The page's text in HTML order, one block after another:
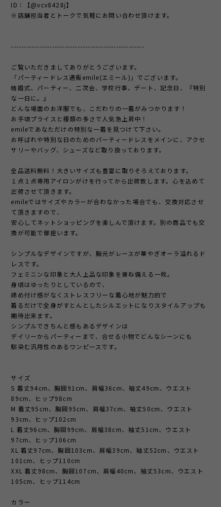
ID：【@vcv8428j】
※店舗担当者とトークで気軽にお問い合わせ頂けます。
----------------------------------------------------
ご覧いただきましてありがとうございます。
「パーティードレス通販emile(エミール)」でございます。
結婚式、パーティー、二次会、学校行事、デート、記念日、『特別
な一日に。』
どんな場面のお洋服でも、こだわりの一着がみつかります！
お手頃プライスと種類の多さで人気急上昇中！
emileであなただけの特別な一着を見つけて下さい。
お呼ばれや特別な日のためのパーティードレスをメインに、アクセ
サリーやバッグ、シューズなど取り扱っております。
全品送料無料！大きいサイズも豊富に取りそろえております。
１点１点専用アイロンがけを行ってから出荷致します。心を込めて
出荷させて頂きます。
emileではサイズやカラーが合わなかった場合でも、交換対応させ
て頂きますので、
安心してネットショッピングを楽しんで頂けます。別の商品でも交
換が可能で御座います。
シンプルなデザインですが、胸元がレースが華やぎオーラ溢れるド
レスです。
フェミニンな印象と大人上品な印象を兼ね備える一枚。
身頃はゆったりとしているので、
締め付け感がなくストレスフリーな着心地が魅力的で
着るだけで全身がすとんとしたシルエットになりスタイルアップも
期待出来ます。
シンプルできちんと感もあるデザインは
デイリーからパーティーまで、合せる小物でどんなシーンにも
馴染む汎用性のあるワンピースです。
サイズ
S 着丈94cm、胸囲91cm、肩幅36cm、袖丈49cm、ウエスト
89cm、ヒップ98cm
M 着丈95cm、胸囲95cm、肩幅37cm、袖丈50cm、ウエスト
93cm、ヒップ102cm
L 着丈96cm、胸囲99cm、肩幅38cm、袖丈51cm、ウエスト
97cm、ヒップ106cm
XL 着丈97cm、胸囲103cm、肩幅39cm、袖丈52cm、ウエスト
101cm、ヒップ110cm
XXL 着丈98cm、胸囲107cm、肩幅40cm、袖丈53cm、ウエスト
105cm、ヒップ114cm
カラー